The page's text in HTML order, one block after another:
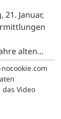
Januar,
alten
Video